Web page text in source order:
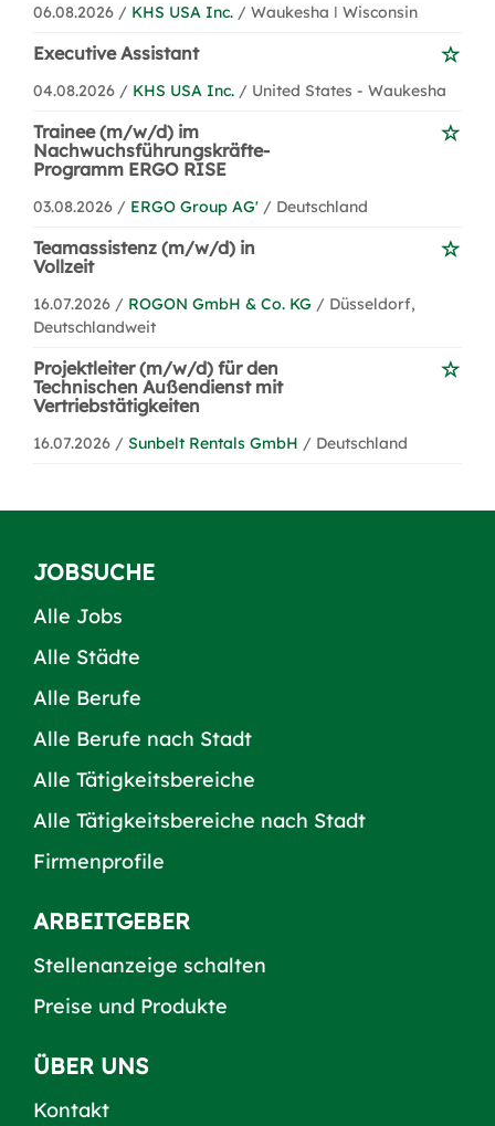
06.08.2026 / KHS USA Inc. / Waukesha ǀ Wisconsin
Executive Assistant
04.08.2026 / KHS USA Inc. / United States - Waukesha
Trainee (m/w/d) im
Nachwuchsführungskräfte-
Programm ERGO RISE
03.08.2026 / ERGO Group AG' / Deutschland
Teamassistenz (m/w/d) in
Vollzeit
16.07.2026 / ROGON GmbH & Co. KG / Düsseldorf,
Deutschlandweit
Projektleiter (m/w/d) für den
Technischen Außendienst mit
Vertriebstätigkeiten
16.07.2026 / Sunbelt Rentals GmbH / Deutschland
JOBSUCHE
Alle Jobs
Alle Städte
Alle Berufe
Alle Berufe nach Stadt
Alle Tätigkeitsbereiche
Alle Tätigkeitsbereiche nach Stadt
Firmenprofile
ARBEITGEBER
Stellenanzeige schalten
Preise und Produkte
ÜBER UNS
Kontakt